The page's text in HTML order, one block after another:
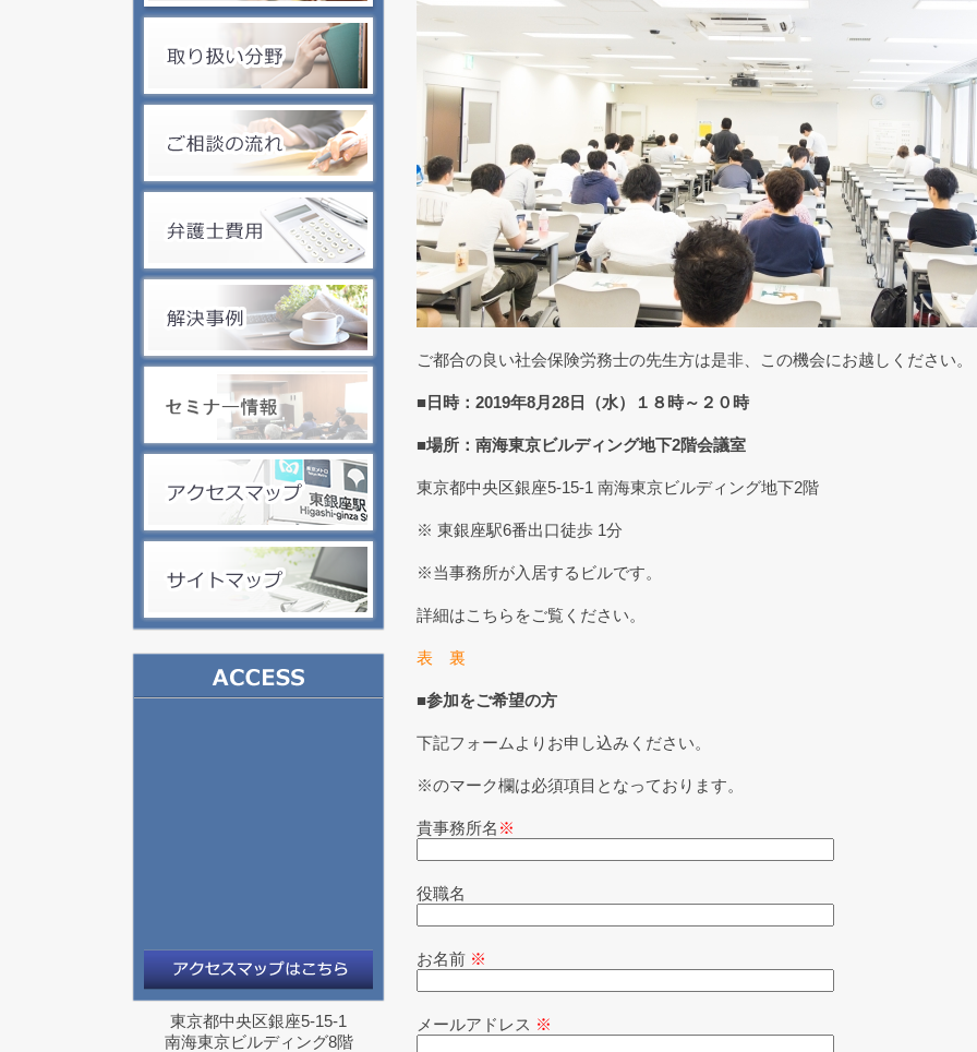
東京都中央区銀座5-15-1
南海東京ビルディング8階
ご都合の良い社会保険労務士の先生方は是非、この機会にお越しください。
■日時：2019年8月28日（水）１８時～２０時
■場所：南海東京ビルディング地下2階会議室
東京都中央区銀座5-15-1 南海東京ビルディング地下2階
※ 東銀座駅6番出口徒歩 1分
※当事務所が入居するビルです。
詳細はこちらをご覧ください。
表 裏
■参加をご希望の方
下記フォームよりお申し込みください。
※のマーク欄は必須項目となっております。
貴事務所名 ※
役職名
お名前 ※
メールアドレス ※